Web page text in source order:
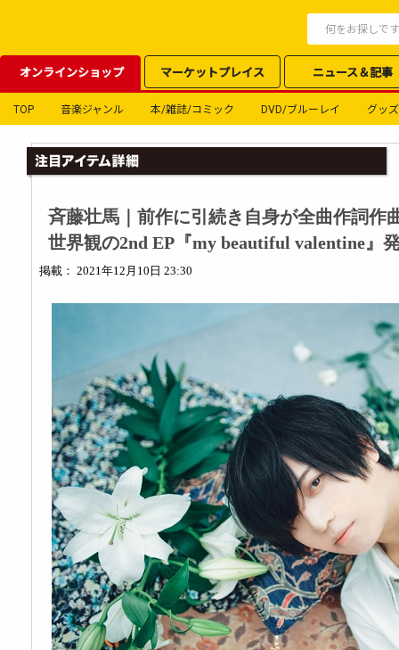
オンラインショップ マーケットプレイス ニュース＆記事
TOP 音楽ジャンル 本/雑誌/コミック DVD/ブルーレイ グッズ
斉藤壮馬｜前作に引続き自身が全曲作詞作
世界観の2nd EP『my beautiful valentine』
掲載： 2021年12月10日 23:30